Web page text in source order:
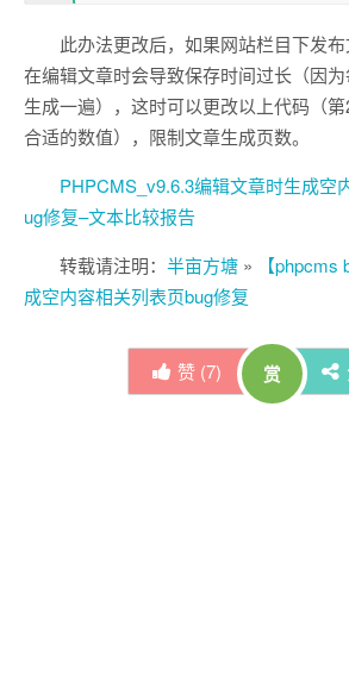
此办法更改后，如果网站栏目下发布
在编辑文章时会导致保存时间过长（因
生成一遍），这时可以更改以上代码（
合适的数值），限制文章生成页数。
PHPCMS_v9.6.3编辑文章时生成空
ug修复–文本比较报告
转载请注明： 半亩方塘 »
【
成空内容相关列表页bug修复
赞 (7) 赏